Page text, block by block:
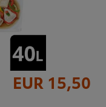
EUR 15,50